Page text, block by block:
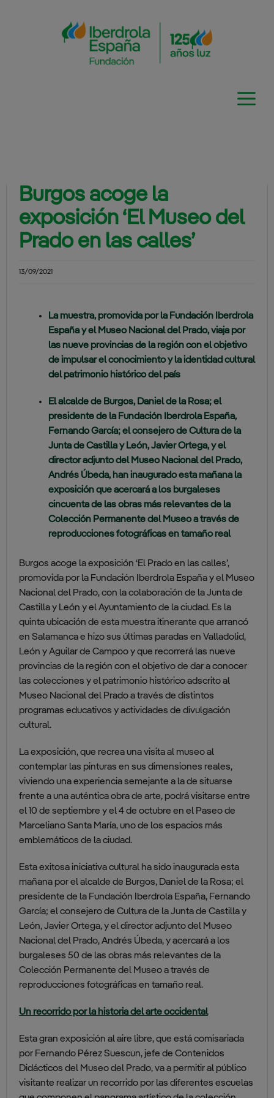
Burgos acoge la
exposición ‘El Museo del
Prado en las calles’
13/09/2021
La muestra, promovida por la Fundación Iberdrola
España y el Museo Nacional del Prado, viaja por
las nueve provincias de la región con el objetivo
de impulsar el conocimiento y la identidad cultural
del patrimonio histórico del país
El alcalde de Burgos, Daniel de la Rosa; el
presidente de la Fundación Iberdrola España,
Fernando García; el consejero de Cultura de la
Junta de Castilla y León, Javier Ortega, y el
director adjunto del Museo Nacional del Prado,
Andrés Úbeda, han inaugurado esta mañana la
exposición que acercará a los burgaleses
cincuenta de las obras más relevantes de la
Colección Permanente del Museo a través de
reproducciones fotográficas en tamaño real
Burgos acoge la exposición ‘El Prado en las calles’,
promovida por la Fundación Iberdrola España y el Museo
Nacional del Prado, con la colaboración de la Junta de
Castilla y León y el Ayuntamiento de la ciudad. Es la
quinta ubicación de esta muestra itinerante que arrancó
en Salamanca e hizo sus últimas paradas en Valladolid,
León y Aguilar de Campoo y que recorrerá las nueve
provincias de la región con el objetivo de dar a conocer
las colecciones y el patrimonio histórico adscrito al
Museo Nacional del Prado a través de distintos
programas educativos y actividades de divulgación
cultural.
La exposición, que recrea una visita al museo al
contemplar las pinturas en sus dimensiones reales,
viviendo una experiencia semejante a la de situarse
frente a una auténtica obra de arte, podrá visitarse entre
el 10 de septiembre y el 4 de octubre en el Paseo de
Marceliano Santa María, uno de los espacios más
emblemáticos de la ciudad.
Esta exitosa iniciativa cultural ha sido inaugurada esta
mañana por el alcalde de Burgos, Daniel de la Rosa; el
presidente de la Fundación Iberdrola España, Fernando
García; el consejero de Cultura de la Junta de Castilla y
León, Javier Ortega, y el director adjunto del Museo
Nacional del Prado, Andrés Úbeda, y acercará a los
burgaleses 50 de las obras más relevantes de la
Colección Permanente del Museo a través de
reproducciones fotográficas en tamaño real.
Un recorrido por la historia del arte occidental
Esta gran exposición al aire libre, que está comisariada
por Fernando Pérez Suescun, jefe de Contenidos
Didácticos del Museo del Prado, va a permitir al público
visitante realizar un recorrido por las diferentes escuelas